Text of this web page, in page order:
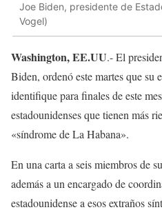
Joe Biden, presidente de
Vogel)
Washington, EE.UU.- El
Biden, ordenó este martes que su
identifique para finales de este
estadounidenses que tienen más
«síndrome de La Habana».
En una carta a seis miembros de
además a un encargado de
estadounidense a esos extraños